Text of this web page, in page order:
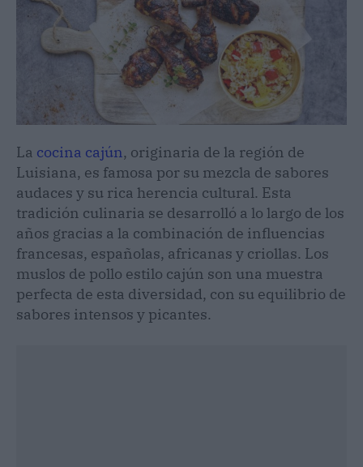
La cocina cajún, originaria de la región de
Luisiana, es famosa por su mezcla de sabores
audaces y su rica herencia cultural. Esta
tradición culinaria se desarrolló a lo largo de los
años gracias a la combinación de influencias
francesas, españolas, africanas y criollas. Los
muslos de pollo estilo cajún son una muestra
perfecta de esta diversidad, con su equilibrio de
sabores intensos y picantes.